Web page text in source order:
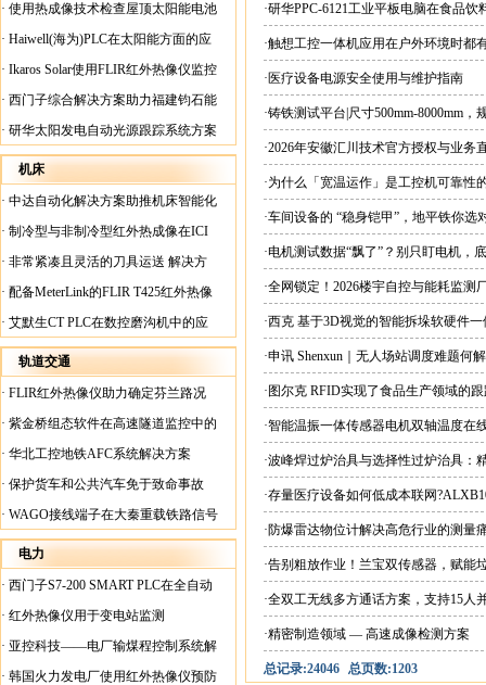
· 使用热成像技术检查屋顶太阳能电池
板
· Haiwell(海为)PLC在太阳能方面的应
用
· Ikaros Solar使用FLIR红外热像仪监控
已装太阳能电池板
· 西门子综合解决方案助力福建钧石能
源飞速发展
· 研华太阳发电自动光源跟踪系统方案
机床
· 中达自动化解决方案助推机床智能化
升级
· 制冷型与非制冷型红外热成像在ICI
工厂内完美配合
· 非常紧凑且灵活的刀具运送 解决方
案
· 配备MeterLink的FLIR T425红外热像
仪帮助Medite Europe Ltd加快红外检测
工作速度
· 艾默生CT PLC在数控磨沟机中的应
用
轨道交通
· FLIR红外热像仪助力确定芬兰路况
· 紫金桥组态软件在高速隧道监控中的
应用
· 华北工控地铁AFC系统解决方案
· 保护货车和公共汽车免于致命事故
· WAGO接线端子在大秦重载铁路信号
楼设备中的应用
电力
· 西门子S7-200 SMART PLC在全自动
蓄电池短路内阻检测机上的应用
· 红外热像仪用于变电站监测
· 亚控科技——电厂输煤程控制系统解
决方案
· 韩国火力发电厂使用红外热像仪预防
·研华PPC-6121工业平板电脑在食品
·触想工控一体机应用在户外环境时都
·医疗设备电源安全使用与维护指南
·铸铁测试平台|尺寸500mm-8000mm，
·2026年安徽汇川技术官方授权与业务
现货直供平台
·为什么「宽温运作」是工控机可靠性
·车间设备的 “稳身铠甲”，地平铁你选
·电机测试数据“飘了”？别只盯电机，
·全网锁定！2026楼宇自控与能耗监
·西克 基于3D视觉的智能拆垛软硬件
·申讯 Shenxun｜无人场站调度难题何
·图尔克 RFID实现了食品生产领域的
·智能温振一体传感器电机双轴温度在
·波峰焊过炉治具与选择性过炉治具：
·存量医疗设备如何低成本联网
·防爆雷达物位计解决高危行业的测量
·告别粗放作业！兰宝双传感器，赋能
·全双工无线多方通话方案，支持15人
·精密制造领域 — 高速成像检测方案
总记录:24046 总页数:1203